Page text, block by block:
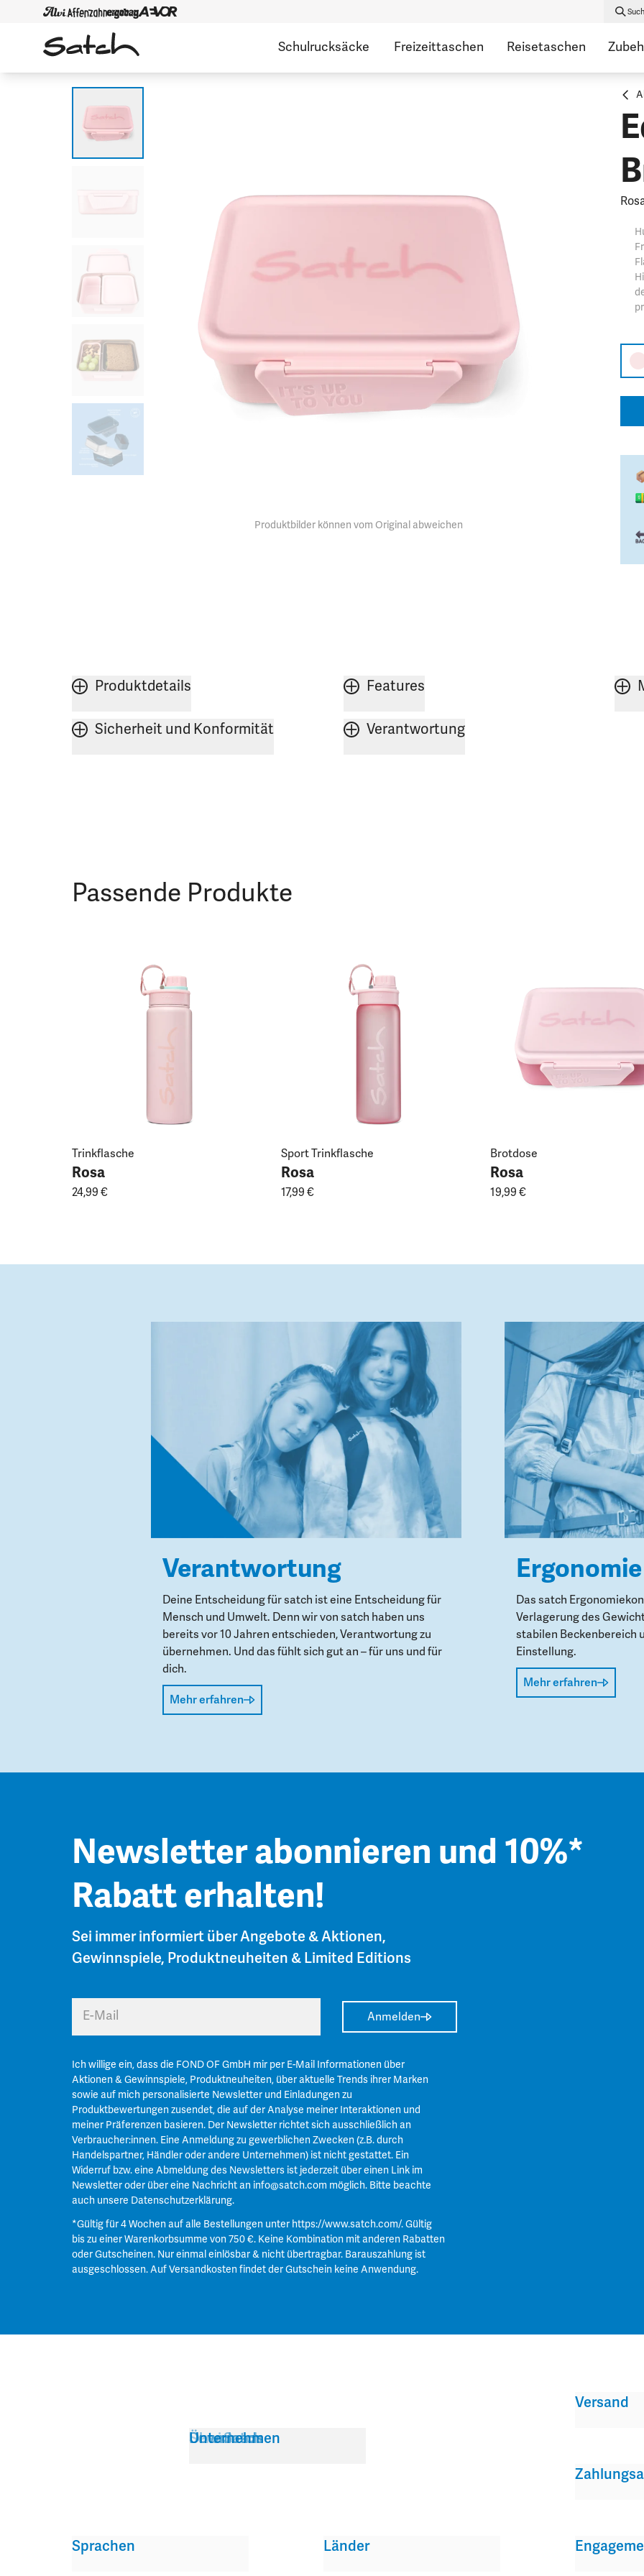
Schulrucksäcke Freizeittaschen Reisetaschen
Produktbilder können vom Original abweichen
Produktdetails Features
Sicherheit und Konformität Verantwortung
Passende Produkte
Trinkflasche
Rosa
24,99 €
Sport Trinkflasche
Rosa
17,99 €
Brotdose
Rosa
19,99 €
Verantwortung
Deine Entscheidung für satch ist eine Entscheidung für
Mensch und Umwelt. Denn wir von satch haben uns
bereits vor 10 Jahren entschieden, Verantwortung zu
übernehmen. Und das fühlt sich gut an – für uns und für
dich.
Mehr erfahren
Ergonomie
Das satch
Verlagerung des
stabilen Beckenbereich
Einstellung.
Mehr erfahren
Newsletter abonnieren und 10%*
Rabatt erhalten!
Sei immer informiert über Angebote & Aktionen,
Gewinnspiele, Produktneuheiten & Limited Editions
E-Mail Anmelden
Ich willige ein, dass die FOND OF GmbH mir per E-Mail Informationen über
Aktionen & Gewinnspiele, Produktneuheiten, über aktuelle Trends ihrer Marken
sowie auf mich personalisierte Newsletter und Einladungen zu
Produktbewertungen zusendet, die auf der Analyse meiner Interaktionen und
meiner Präferenzen basieren. Der Newsletter richtet sich ausschließlich an
Verbraucher:innen. Eine Anmeldung zu gewerblichen Zwecken (z.B. durch
Handelspartner, Händler oder andere Unternehmen) ist nicht gestattet. Ein
Widerruf bzw. eine Abmeldung des Newsletters ist jederzeit über einen Link im
Newsletter oder über eine Nachricht an info@satch.com möglich. Bitte beachte
auch unsere Datenschutzerklärung.
*Gültig für 4 Wochen auf alle Bestellungen unter https://www.satch.com/. Gültig
bis zu einer Warenkorbsumme von 750 €. Keine Kombination mit anderen Rabatten
oder Gutscheinen. Nur einmal einlösbar & nicht übertragbar. Barauszahlung ist
ausgeschlossen. Auf Versandkosten findet der Gutschein keine Anwendung.
Service
Über Satch
Downloads
Unternehmen
Versand
Sprachen Länder